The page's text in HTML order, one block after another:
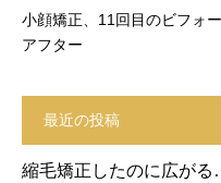
小顔矯正、11回目のビフォー
アフター
最近の投稿
縮毛矯正したのに広が